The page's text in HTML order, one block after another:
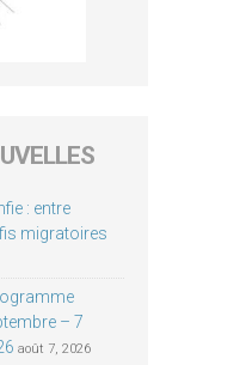
: entre
migratoires
– 7
août 7, 2026